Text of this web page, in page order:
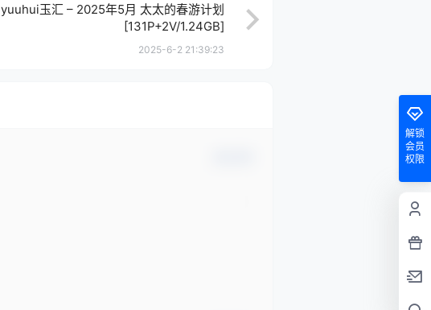
yuuhui玉汇 – 2025年5月 太太的春游计划
[131P+2V/1.24GB]
2025-6-2 21:39:23
解锁
会员
权限